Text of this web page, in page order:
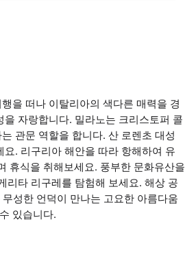
을 떠나 이탈리아의 색다른 매력을 경
자랑합니다. 밀라노는 크리스토퍼 콜
관문 역할을 합니다. 산 로렌초 대성
. 리구리아 해안을 따라 항해하여 유
휴식을 취해보세요. 풍부한 문화유산을
리타 리구레를 탐험해 보세요. 해상 공
성한 언덕이 만나는 고요한 아름다움
있습니다.